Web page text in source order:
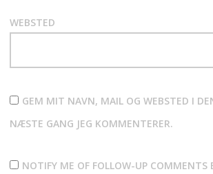
WEBSTED
GEM MIT NAVN, MAIL OG WEBSTED I
NÆSTE GANG JEG KOMMENTERER.
NOTIFY ME OF FOLLOW-UP COMMENTS